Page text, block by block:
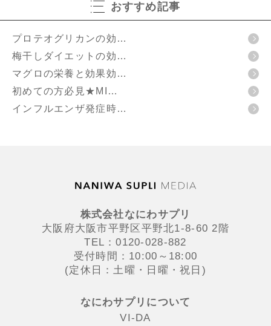
おすすめ記事
プロテオグリカンの効…
梅干しダイエットの効…
マグロの栄養と効果効…
初めての方必見★MI…
インフルエンザ発症時…
株式会社なにわサプリ
大阪府大阪市平野区平野北1-8-60 2階
TEL：0120-028-882
受付時間：10:00～18:00
(定休日：土曜・日曜・祝日)
なにわサプリについて
VI-DA